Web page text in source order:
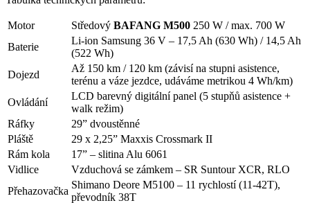
Motor Středový BAFANG M500 250 W / max. 700 W
Baterie
Li-ion Samsung 36 V – 17,5 Ah (630 Wh) / 14,5 Ah
(522 Wh)
Dojezd
Až 150 km / 120 km (závisí na stupni asistence,
terénu a váze jezdce, udáváme metrikou 4 Wh/km)
Ovládání
LCD barevný digitální panel (5 stupňů asistence +
walk režim)
Ráfky
29” dvoustěnné
Pláště
29 x 2,25” Maxxis Crossmark II
Rám kola
17” – slitina Alu 6061
Vidlice
Vzduchová se zámkem – SR Suntour XCR, RLO
Přehazovačka
Shimano Deore M5100 – 11 rychlostí (11-42T),
převodník 38T